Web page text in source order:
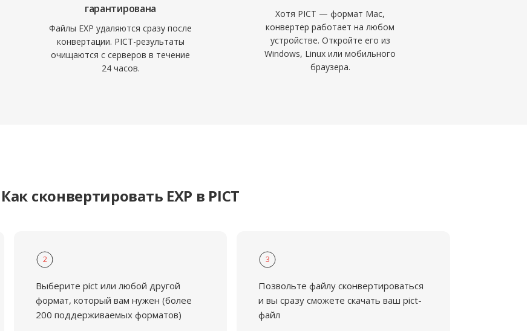
гарантирована
Файлы EXP удаляются сразу после
конвертации. PICT-результаты
очищаются с серверов в течение
24 часов.
Хотя PICT — формат Mac,
конвертер работает на любом
устройстве. Откройте его из
Windows, Linux или мобильного
браузера.
Как сконвертировать EXP в PICT
2
Выберите pict или любой другой
формат, который вам нужен (более
200 поддерживаемых форматов)
3
Позвольте файлу сконвертироваться
и вы сразу сможете скачать ваш pict-
файл